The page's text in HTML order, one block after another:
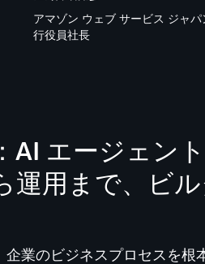
アマゾン ウェブ サービス ジャ
行役員社長
エージェン
運用まで、ビ
業のビジネスプロセスを根